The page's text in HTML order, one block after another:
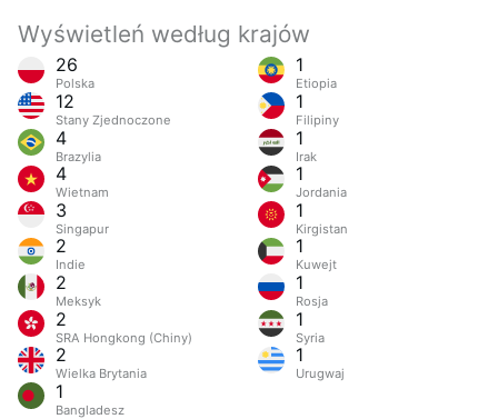
Wyświetleń według krajów
26
Polska
12
Stany Zjednoczone
4
Brazylia
4
Wietnam
3
Singapur
2
Indie
2
Meksyk
2
SRA Hongkong (Chiny)
2
Wielka Brytania
1
Bangladesz
1
Etiopia
1
Filipiny
1
Irak
1
Jordania
1
Kirgistan
1
Kuwejt
1
Rosja
1
Syria
1
Urugwaj